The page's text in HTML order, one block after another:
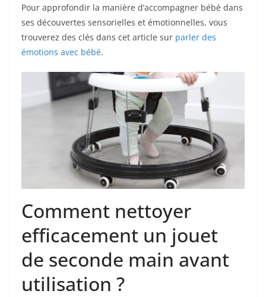
Pour approfondir la manière d’accompagner bébé dans
ses découvertes sensorielles et émotionnelles, vous
trouverez des clés dans cet article sur parler des
émotions avec bébé.
Comment nettoyer
efficacement un jouet
de seconde main avant
utilisation ?